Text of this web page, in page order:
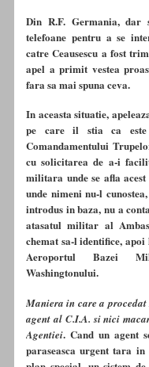
Din R.F. Germania,
telefoane pentru a se
catre Ceausescu a fost
apel a primit vestea
fara sa mai spuna ceva.
In aceasta situatie,
pe care il stia ca
Comandamentului
cu solicitarea de a-i
militara unde se afla
unde nimeni nu-l
introdus in baza, nu a
atasatul militar al
chemat sa-l identifice,
Aeroportul Bazei
Washingtonului.
Maniera in care a procedat
agent al C.I.A. si nici
Agentiei. Cand un agent
paraseasca urgent tara